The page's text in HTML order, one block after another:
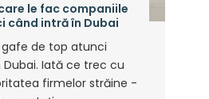
le fac companiile
când intră în Dubai
de top atunci
Iată ce trec cu
firmelor străine -